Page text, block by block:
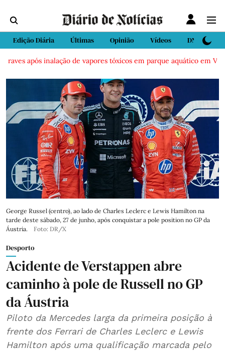
Edição Diária Últimas Opinião Vídeos DN Sport
após inalação de vapores tóxicos em parque aquático em Vieira
George Russel (centro), ao lado de Charles Leclerc e Lewis Hamilton na
tarde deste sábado, 27 de junho, após conquistar a pole position no GP da
Áustria.
Foto: DR/X
Desporto
Acidente de Verstappen abre
caminho à pole de Russell no GP
da Áustria
Piloto da Mercedes larga da primeira posição à
frente dos Ferrari de Charles Leclerc e Lewis
Hamilton após uma qualificação marcada pelo